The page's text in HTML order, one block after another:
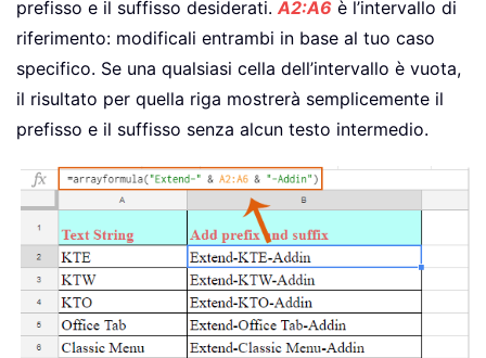
prefisso e il suffisso desiderati. A2:A6 è l’intervallo di
riferimento: modificali entrambi in base al tuo caso
specifico. Se una qualsiasi cella dell’intervallo è vuota,
il risultato per quella riga mostrerà semplicemente il
prefisso e il suffisso senza alcun testo intermedio.